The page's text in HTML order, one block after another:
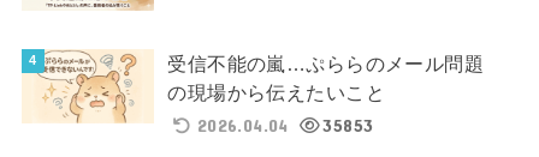
受信不能の嵐…ぷららのメール問題
の現場から伝えたいこと
2026.04.04
35853